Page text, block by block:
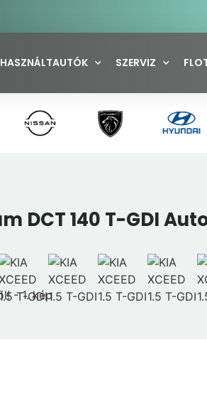
HASZNÁLTAUTÓK SZERVIZ
DCT 140 T-GDI